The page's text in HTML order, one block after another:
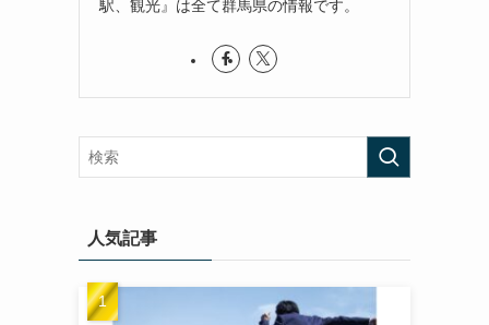
駅、観光』は全て群馬県の情報です。
人気記事